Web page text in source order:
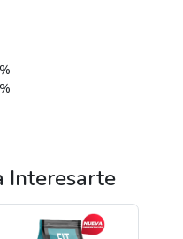
Interesarte